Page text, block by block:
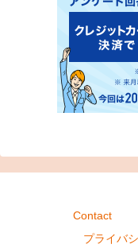
Contact
プライバ